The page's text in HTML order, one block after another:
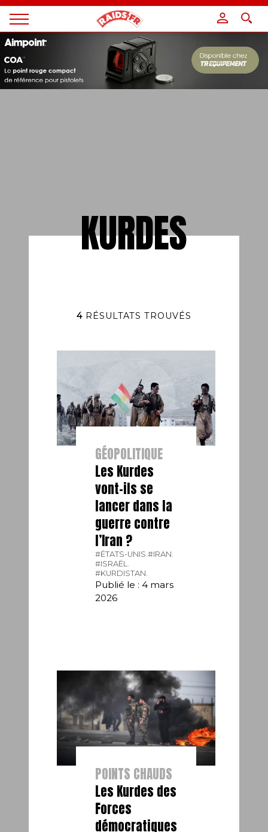
Magazine
Raids
KURDES
4 RÉSULTATS TROUVÉS
GÉOPOLITIQUE
Les Kurdes
vont-ils se
lancer dans la
guerre contre
l’Iran ?
#ÉTATS-UNIS.#IRAN.
#ISRAËL.
#KURDISTAN.
Publié le : 4 mars
2026
POINTS CHAUDS
Les Kurdes des
Forces
démocratiques
Panneau de gestion des cookies